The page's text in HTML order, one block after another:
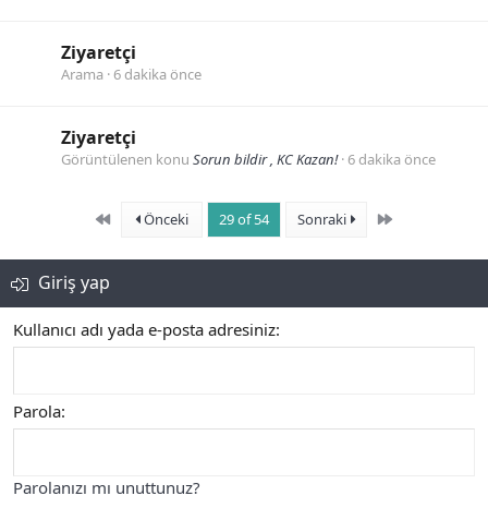
Ziyaretçi
Arama 6 dakika önce
Ziyaretçi
Görüntülenen konu Sorun bildir , KC Kazan! 6 dakika önce
First Önceki 29 of 54 Sonraki Son
Giriş yap
Kullanıcı adı yada e-posta adresiniz
Parola
Parolanızı mı unuttunuz?